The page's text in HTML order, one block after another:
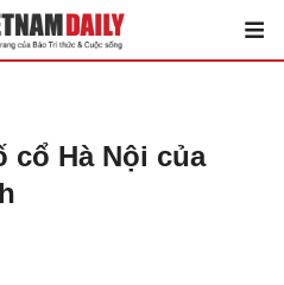
cổ Hà Nội của